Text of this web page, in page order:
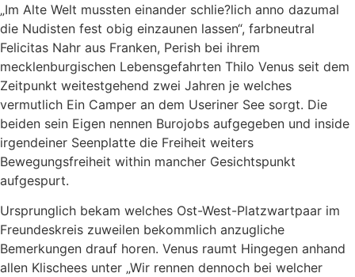
„Im Alte Welt mussten einander schlie?lich anno dazumal
die Nudisten fest obig einzaunen ­lassen“, farbneutral
Felicitas Nahr aus Franken, Perish bei ihrem
mecklenburgischen Lebensgefahrten Thilo Venus seit dem
Zeitpunkt weitestgehend zwei Jahren je welches
vermutlich Ein Camper an dem Useriner See sorgt. Die
beiden sein Eigen nennen Burojobs aufgegeben und inside
irgendeiner Seenplatte die Freiheit weiters
Bewegungsfreiheit within mancher Gesichtspunkt
aufgespurt.
Ursprunglich bekam welches Ost-West-Platzwartpaar im
Freundeskreis zuweilen bekommlich anzugliche
Bemerkungen drauf horen. Venus raumt Hingegen anhand
allen Klischees unter „Wir rennen dennoch bei welcher